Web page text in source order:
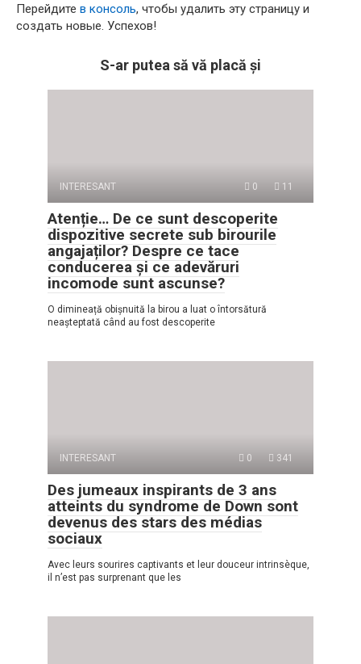
Перейдите в консоль, чтобы удалить эту страницу и
создать новые. Успехов!
S-ar putea să vă placă și
INTERESANT 0 11
Atenție… De ce sunt descoperite
dispozitive secrete sub birourile
angajaților? Despre ce tace
conducerea și ce adevăruri
incomode sunt ascunse?
O dimineață obișnuită la birou a luat o întorsătură
neașteptată când au fost descoperite
INTERESANT 0 341
Des jumeaux inspirants de 3 ans
atteints du syndrome de Down sont
devenus des stars des médias
sociaux
Avec leurs sourires captivants et leur douceur intrinsèque,
il n’est pas surprenant que les